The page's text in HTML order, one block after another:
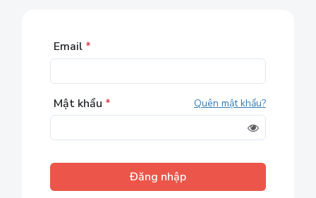
Email *
Mật khẩu * Quên mật khẩu?
Đăng nhập